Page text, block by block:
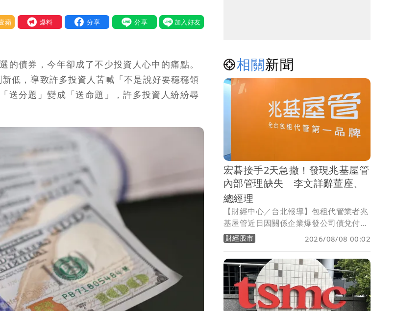
我要爆料
的債券，今年卻成了不少投資人心中的痛點。
低，導致許多投資人苦喊「不是說好要穩穩領
送分題」變成「送命題」，許多投資人紛紛尋
相關新聞
宏碁接手2天急撤！發現兆基屋管
內部管理缺失 李文詳辭董座、
總經理
【財經中心／台北報導】包租代管業者兆
基屋管近日因關係企業爆發公司債兌付爭
議，身為第二大股東的宏碁原本派任法人
代表李文詳接掌董事長，盼強化公司治
理，但接任僅2天，宏碁7日晚間發布重大
訊息指出，李文詳接手後發現兆基屋管存
在內部管理缺失，因此辭去董事長、法人
董事及總經理等職務，宏碁並同步退出經
營層。
財經股市 2026/08/08 00:02